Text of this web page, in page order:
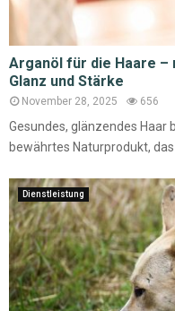
Arganöl für die Haare
Glanz und Stärke
November 28, 2025 656
Gesundes, glänzendes Haar
bewährtes Naturprodukt, das
Dienstleistung